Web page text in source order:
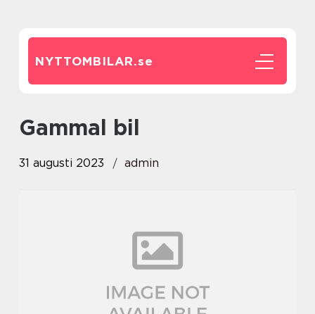
NYTTOMBILAR.se
gammal bil
31 augusti 2023 admin